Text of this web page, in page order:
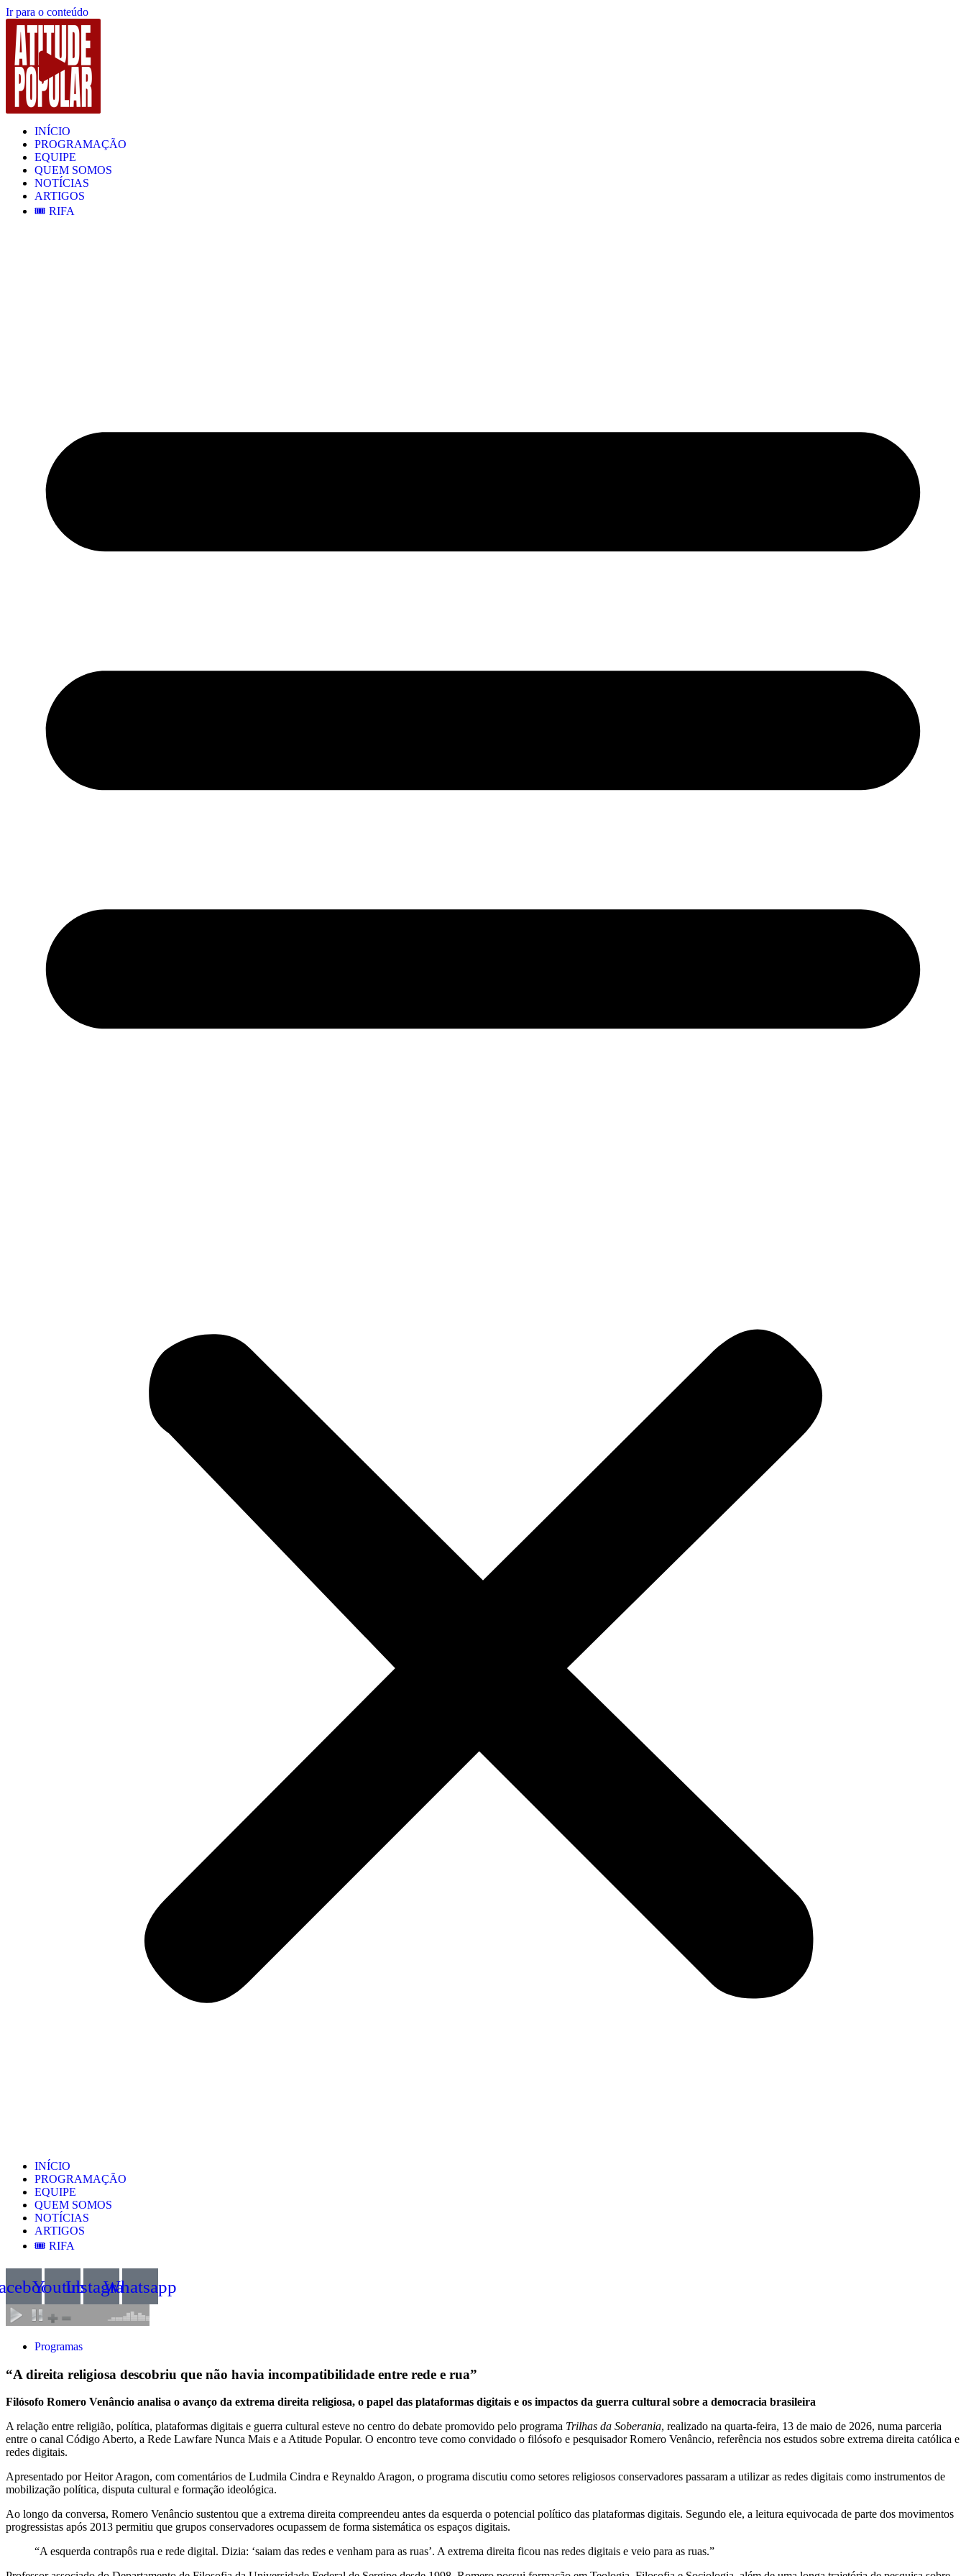
Ir para o conteúdo
INÍCIO
PROGRAMAÇÃO
EQUIPE
QUEM SOMOS
NOTÍCIAS
ARTIGOS
🎟️ RIFA
INÍCIO
PROGRAMAÇÃO
EQUIPE
QUEM SOMOS
NOTÍCIAS
ARTIGOS
🎟️ RIFA
YoutubeInstagramWhatsapp
Programas
“A direita religiosa descobriu que não havia incompatibilidade entre rede e rua”
Filósofo Romero Venâncio analisa o avanço da extrema direita religiosa, o papel das plataformas digitais e os impactos da guerra cultural sobre a democracia brasileira
A relação entre religião, política, plataformas digitais e guerra cultural esteve no centro do debate promovido pelo programa Trilhas da Soberania, realizado na quarta-feira, 13 de maio de 2026, numa parceria
entre o canal Código Aberto, a Rede Lawfare Nunca Mais e a Atitude Popular. O encontro teve como convidado o filósofo e pesquisador Romero Venâncio, referência nos estudos sobre extrema direita católica e
redes digitais.
Apresentado por Heitor Aragon, com comentários de Ludmila Cindra e Reynaldo Aragon, o programa discutiu como setores religiosos conservadores passaram a utilizar as redes digitais como instrumentos de
mobilização política, disputa cultural e formação ideológica.
Ao longo da conversa, Romero Venâncio sustentou que a extrema direita compreendeu antes da esquerda o potencial político das plataformas digitais. Segundo ele, a leitura equivocada de parte dos movimentos
progressistas após 2013 permitiu que grupos conservadores ocupassem de forma sistemática os espaços digitais.
“A esquerda contrapôs rua e rede digital. Dizia: ‘saiam das redes e venham para as ruas’. A extrema direita ficou nas redes digitais e veio para as ruas.”